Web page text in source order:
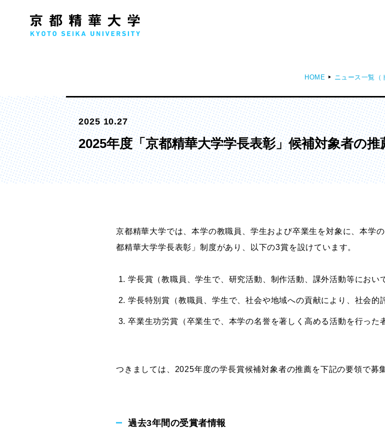
人文学部
歴史コース
文学コース
社会コース
国際文化コース
国際日本学コース
メディア表現学部
メディア表現学科
芸術学
造形学科
グラフィックデザインコース
プロダクトデザイン学科
ストーリーマンガコース
アニメーションコース
人文学研
HOME ニュース一覧（
2025 10.27
2025年度「京都精華大学学長表彰」候補対象者の
京都精華大学では、本学の教職員、学生および卒業生を対象に、本学
都精華大学学長表彰」制度があり、以下の3賞を設けています。
学長賞（教職員、学生で、研究活動、制作活動、課外活動等におい
学長特別賞（教職員、学生で、社会や地域への貢献により、社会的
卒業生功労賞（卒業生で、本学の名誉を著しく高める活動を行った
つきましては、2025年度の学長賞候補対象者の推薦を下記の要領で募
過去3年間の受賞者情報